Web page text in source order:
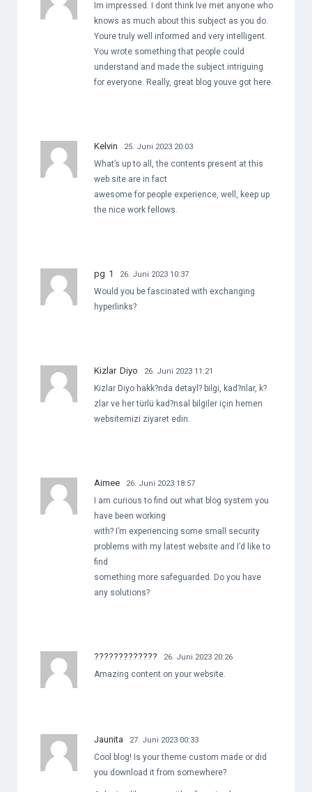
Im impressed. I dont think Ive met anyone who
knows as much about this subject as you do.
Youre truly well informed and very intelligent.
You wrote something that people could
understand and made the subject intriguing
for everyone. Really, great blog youve got here.
Kelvin 25. Juni 2023 20:03
What’s up to all, the contents present at this
web site are in fact
awesome for people experience, well, keep up
the nice work fellows.
pg 1 26. Juni 2023 10:37
Would you be fascinated with exchanging
hyperlinks?
Kizlar Diyo 26. Juni 2023 11:21
Kizlar Diyo hakk?nda detayl? bilgi, kad?nlar, k?
zlar ve her türlü kad?nsal bilgiler için hemen
websitemizi ziyaret edin.
Aimee 26. Juni 2023 18:57
I am curious to find out what blog system you
have been working
with? I’m experiencing some small security
problems with my latest website and I’d like to
find
something more safeguarded. Do you have
any solutions?
????????????? 26. Juni 2023 20:26
Amazing content on your website.
Jaunita 27. Juni 2023 00:33
Cool blog! Is your theme custom made or did
you download it from somewhere?